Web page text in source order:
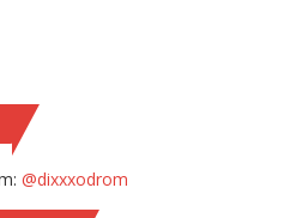
@dixxxodrom